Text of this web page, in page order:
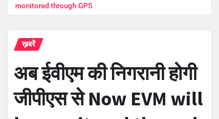
monitored through GPS
ख़बरें
अब ईवीएम की निगरानी होगी
जीपीएस से Now EVM will